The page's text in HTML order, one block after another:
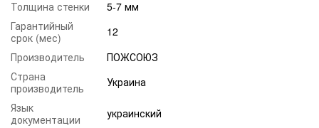
Толщина стенки
5-7 мм
Гарантийный
срок (мес)
12
Производитель
ПОЖСОЮЗ
Страна
производитель
Украина
Язык
документации
украинский